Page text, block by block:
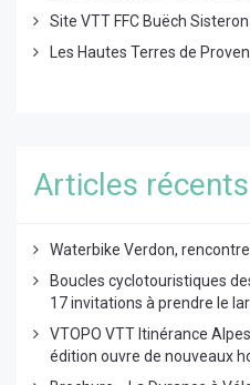
Site VTT FFC Buëch
Les Hautes Terres de
Articles récents
Waterbike Verdon,
Boucles cyclotouristiques
17 invitations à prendre le
VTOPO VTT Itinérance
édition ouvre de nouveaux